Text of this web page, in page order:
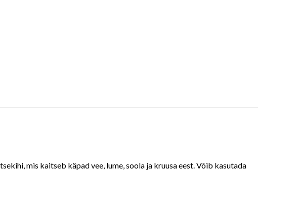
mis kaitseb käpad vee, lume, soola ja kruusa eest. Võib kasutada